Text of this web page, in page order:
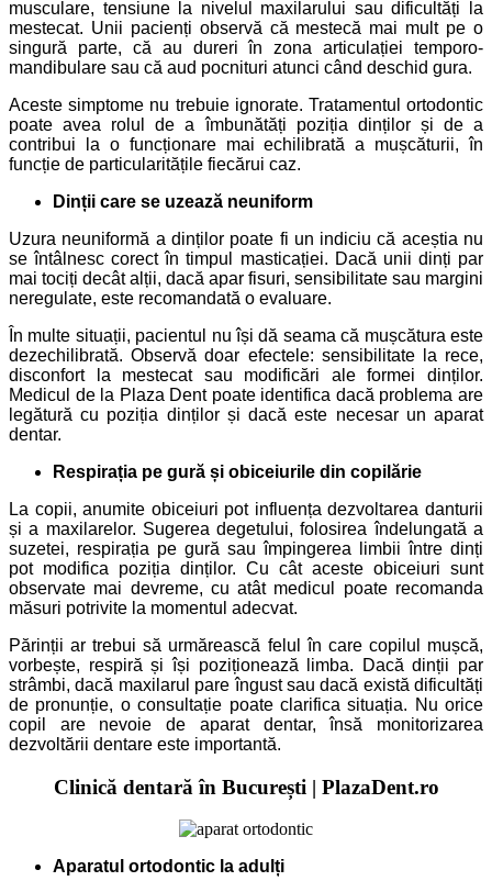
musculare, tensiune la nivelul maxilarului sau dificultăți la
mestecat. Unii pacienți observă că mestecă mai mult pe o
singură parte, că au dureri în zona articulației temporo-
mandibulare sau că aud pocnituri atunci când deschid gura.
Aceste simptome nu trebuie ignorate. Tratamentul ortodontic
poate avea rolul de a îmbunătăți poziția dinților și de a
contribui la o funcționare mai echilibrată a mușcăturii, în
funcție de particularitățile fiecărui caz.
Dinții care se uzează neuniform
Uzura neuniformă a dinților poate fi un indiciu că aceștia nu
se întâlnesc corect în timpul masticației. Dacă unii dinți par
mai tociți decât alții, dacă apar fisuri, sensibilitate sau margini
neregulate, este recomandată o evaluare.
În multe situații, pacientul nu își dă seama că mușcătura este
dezechilibrată. Observă doar efectele: sensibilitate la rece,
disconfort la mestecat sau modificări ale formei dinților.
Medicul de la Plaza Dent poate identifica dacă problema are
legătură cu poziția dinților și dacă este necesar un aparat
dentar.
Respirația pe gură și obiceiurile din copilărie
La copii, anumite obiceiuri pot influența dezvoltarea danturii
și a maxilarelor. Sugerea degetului, folosirea îndelungată a
suzetei, respirația pe gură sau împingerea limbii între dinți
pot modifica poziția dinților. Cu cât aceste obiceiuri sunt
observate mai devreme, cu atât medicul poate recomanda
măsuri potrivite la momentul adecvat.
Părinții ar trebui să urmărească felul în care copilul mușcă,
vorbește, respiră și își poziționează limba. Dacă dinții par
strâmbi, dacă maxilarul pare îngust sau dacă există dificultăți
de pronunție, o consultație poate clarifica situația. Nu orice
copil are nevoie de aparat dentar, însă monitorizarea
dezvoltării dentare este importantă.
Clinică dentară în București | PlazaDent.ro
Aparatul ortodontic la adulți